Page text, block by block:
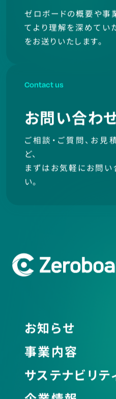
ゼロボードの概要や事
てより理解を深めてい
をお送りいたします。
Contact us
お問い合わ
ご相談・ご質問、お見
ど、
まずはお気軽にお問い
い。
お知らせ
事業内容
サステナビリテ